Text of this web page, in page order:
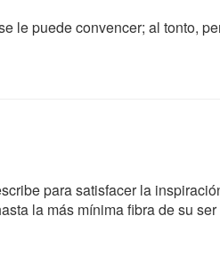
le puede convencer; al tonto,
para satisfacer la
la más mínima fibra de su